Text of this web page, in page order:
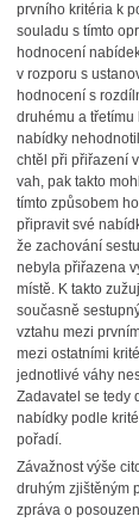
prvního kritéria k
souladu s tímto
hodnocení
v rozporu s
hodnocení s
druhému a
nabídky
chtěl při přiřazení
vah, pak takto
tímto způsobem
připravit své
že zachování
nebyla přiřazena
místě. K takto
současně
vztahu mezi
mezi ostatními
jednotlivé váhy
Zadavatel se tedy
nabídky podle
pořadí.
Závažnost výše
druhým zjištěným
zpráva o